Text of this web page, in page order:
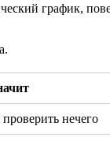
график,
нечего